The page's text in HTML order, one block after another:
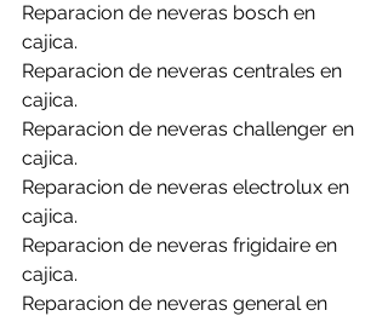
Reparacion de neveras bosch en
cajica.
Reparacion de neveras centrales en
cajica.
Reparacion de neveras challenger en
cajica.
Reparacion de neveras electrolux en
cajica.
Reparacion de neveras frigidaire en
cajica.
Reparacion de neveras general en